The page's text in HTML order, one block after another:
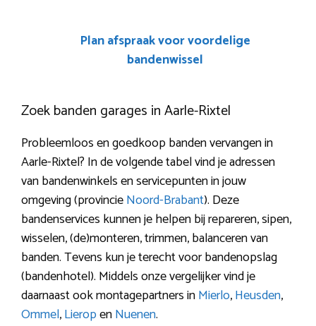
Plan afspraak voor voordelige
bandenwissel
Zoek banden garages in Aarle-Rixtel
Probleemloos en goedkoop banden vervangen in
Aarle-Rixtel? In de volgende tabel vind je adressen
van bandenwinkels en servicepunten in jouw
omgeving (provincieNoord-Brabant). Deze
bandenservices kunnen je helpen bij repareren, sipen,
wisselen, (de)monteren, trimmen, balanceren van
banden. Tevens kun je terecht voor bandenopslag
(bandenhotel). Middels onze vergelijker vind je
daarnaast ook montagepartners inMierlo,Heusden,
Ommel,LieropenNuenen.